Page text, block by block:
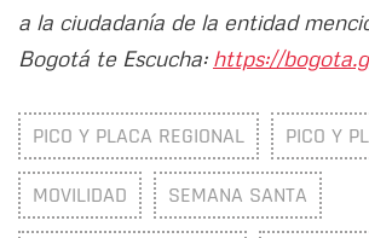
a la ciudadanía de la entidad
Bogotá te Escucha: https://
PICO Y PLACA REGIONAL PICO Y
MOVILIDAD SEMANA SANTA